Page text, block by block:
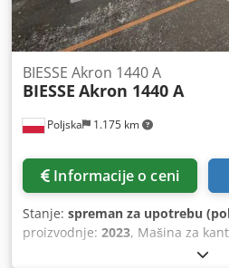
Poljska 1.175 km
BIESSE Akron 1440 A
BIESSE Akron 1440 A
Informacije o ceni
Stanje: spreman za upotrebu
proizvodnje: 2023, Mašina za
proizvodnje 2023. Ova BIESSE